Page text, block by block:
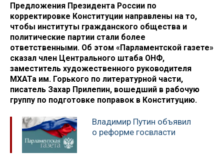
Предложения Президента России по
корректировке Конституции направлены на то,
чтобы институты гражданского общества и
политические партии стали более
ответственными. Об этом «Парламентской газете»
сказал член Центрального штаба ОНФ,
заместитель художественного руководителя
МХАТа им. Горького по литературной части,
писатель Захар Прилепин, вошедший в рабочую
группу по подготовке поправок в Конституцию.
Владимир Путин объявил
о реформе госвласти